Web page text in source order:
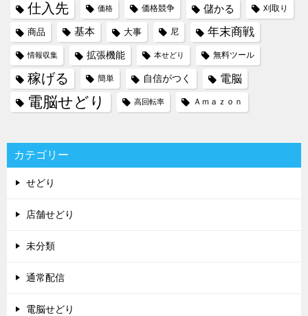
仕入先 価格 価格競争 儲かる 刈取り
商品 基本 大事 尼 年末商戦
情報収集 拡張機能 本せどり 無料ツール
稼げる 簡単 自信がつく 電脳
電脳せどり 高回転率 Ａｍａｚｏｎ
カテゴリー
せどり
店舗せどり
未分類
通常配信
電脳せどり